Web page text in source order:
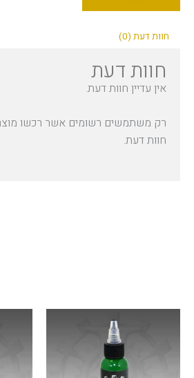
קרמיין
חוות דעת (0)
חוות דעת
אין עדיין חוות דעת.
רק משתמשים רשומים אשר רכשו
חוות דעת.